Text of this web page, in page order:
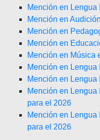
Mención en Lengua
Mención en
Mención en
Mención en
Mención en Música
Mención en Lengua
Mención en Lengua
Mención en Lengua
para el 2026
Mención en Lengua
para el 2026